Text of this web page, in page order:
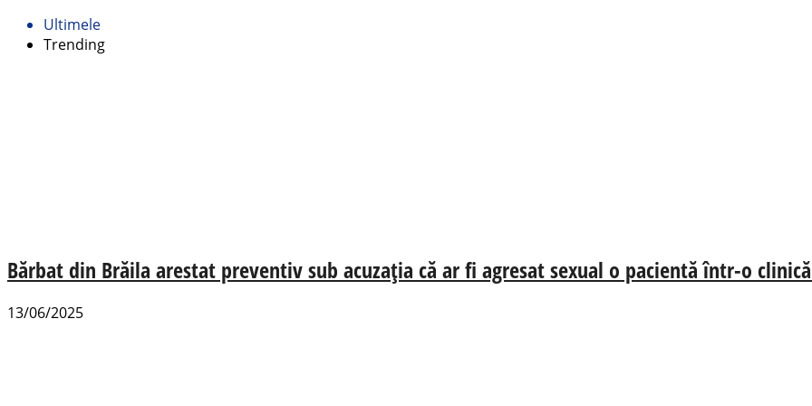
Ultimele
Trending
Bărbat din Brăila arestat preventiv sub acuzația că ar fi agresat sexual o pacientă într-o
13/06/2025